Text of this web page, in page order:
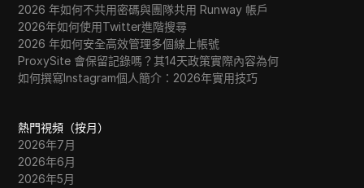
2026 年如何不共用密碼與團隊共用 Runway 帳戶
2026年如何使用Twitter進階搜尋
2026 年如何安全高效管理多個線上帳號
ProxySite 會保留記錄嗎？其14天政策實際內容為何
如何撰寫Instagram個人簡介：2026年實用技巧
熱門視頻（按月）
2026年7月
2026年6月
2026年5月